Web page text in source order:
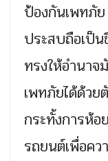
ป้องกันเพทภั
ประสบถือเป็น
ทรงให้อำนาจ
เพทภัยได้ด้ว
กระทั้งการห้
รถยนต์เพื่อค